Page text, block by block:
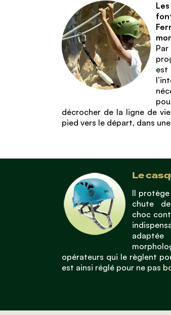
décrocher de la ligne de
pied vers le départ, dans
Le
Il
chute
choc
opérateurs qui le règlent
est ainsi réglé pour ne pas